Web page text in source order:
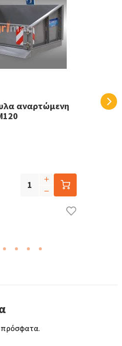
αναρτώμενη
πρόσφατα.